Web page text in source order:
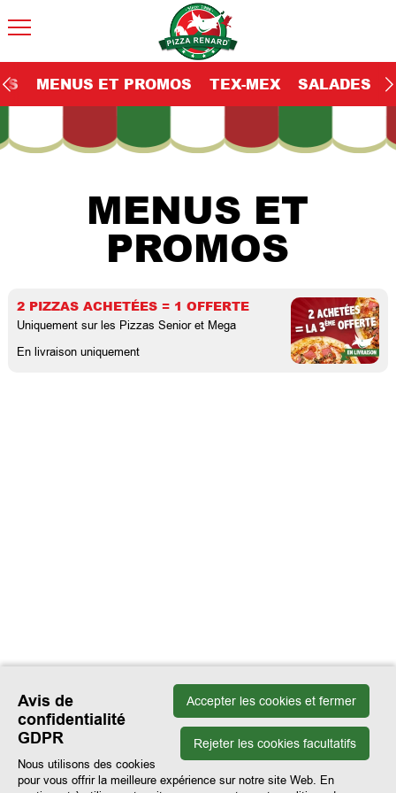
MENUS ET PROMOS TEX-MEX SALADES
MENUS ET
PROMOS
2 PIZZAS ACHETÉES = 1 OFFERTE
Uniquement sur les Pizzas Senior et Mega
En livraison uniquement
Accepter les cookies et fermer
Rejeter les cookies facultatifs
Avis de
confidentialité
GDPR
Nous utilisons des cookies
pour vous offrir la meilleure expérience sur notre site Web. En